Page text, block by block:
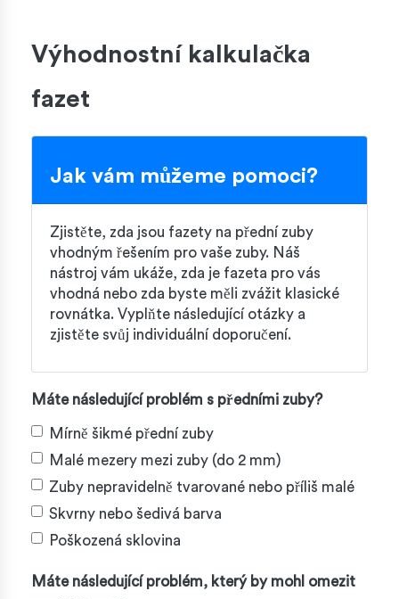
Výhodnostní kalkulačka
fazet
Jak vám můžeme pomoci?
Zjistěte, zda jsou fazety na přední zuby
vhodným řešením pro vaše zuby. Náš
nástroj vám ukáže, zda je fazeta pro vás
vhodná nebo zda byste měli zvážit klasické
rovnátka. Vyplňte následující otázky a
zjistěte svůj individuální doporučení.
Máte následující problém s předními zuby?
Mírně šikmé přední zuby
Malé mezery mezi zuby (do 2 mm)
Zuby nepravidelně tvarované nebo příliš malé
Skvrny nebo šedivá barva
Poškozená sklovina
Máte následující problém, který by mohl omezit